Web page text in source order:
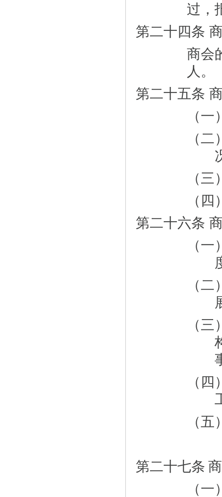
过，
第二十四条
商会
人。
第二十五条
（
（
（
（
第二十六条
（
（
（
（
（
第二十七条
（